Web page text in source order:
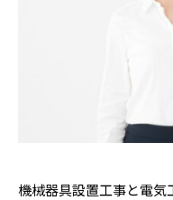
機械器具設置工事と電